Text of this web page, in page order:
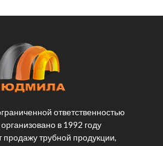
ответственностью
в 1992 году
продажу трубной продукции,